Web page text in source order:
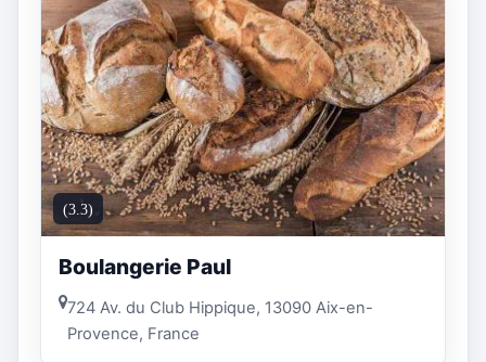
(3.3)
Boulangerie Paul
724 Av. du Club Hippique, 13090 Aix-en-
Provence, France